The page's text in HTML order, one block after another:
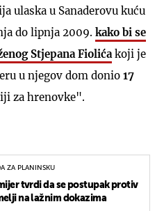
ulaska u Sanaderovu kuću
do lipnja 2009. kako bi se
Stjepana Fiolića koji je
u njegov dom donio 17
za hrenovke".
ZA PLANINSKU
tvrdi da se postupak protiv
na lažnim dokazima